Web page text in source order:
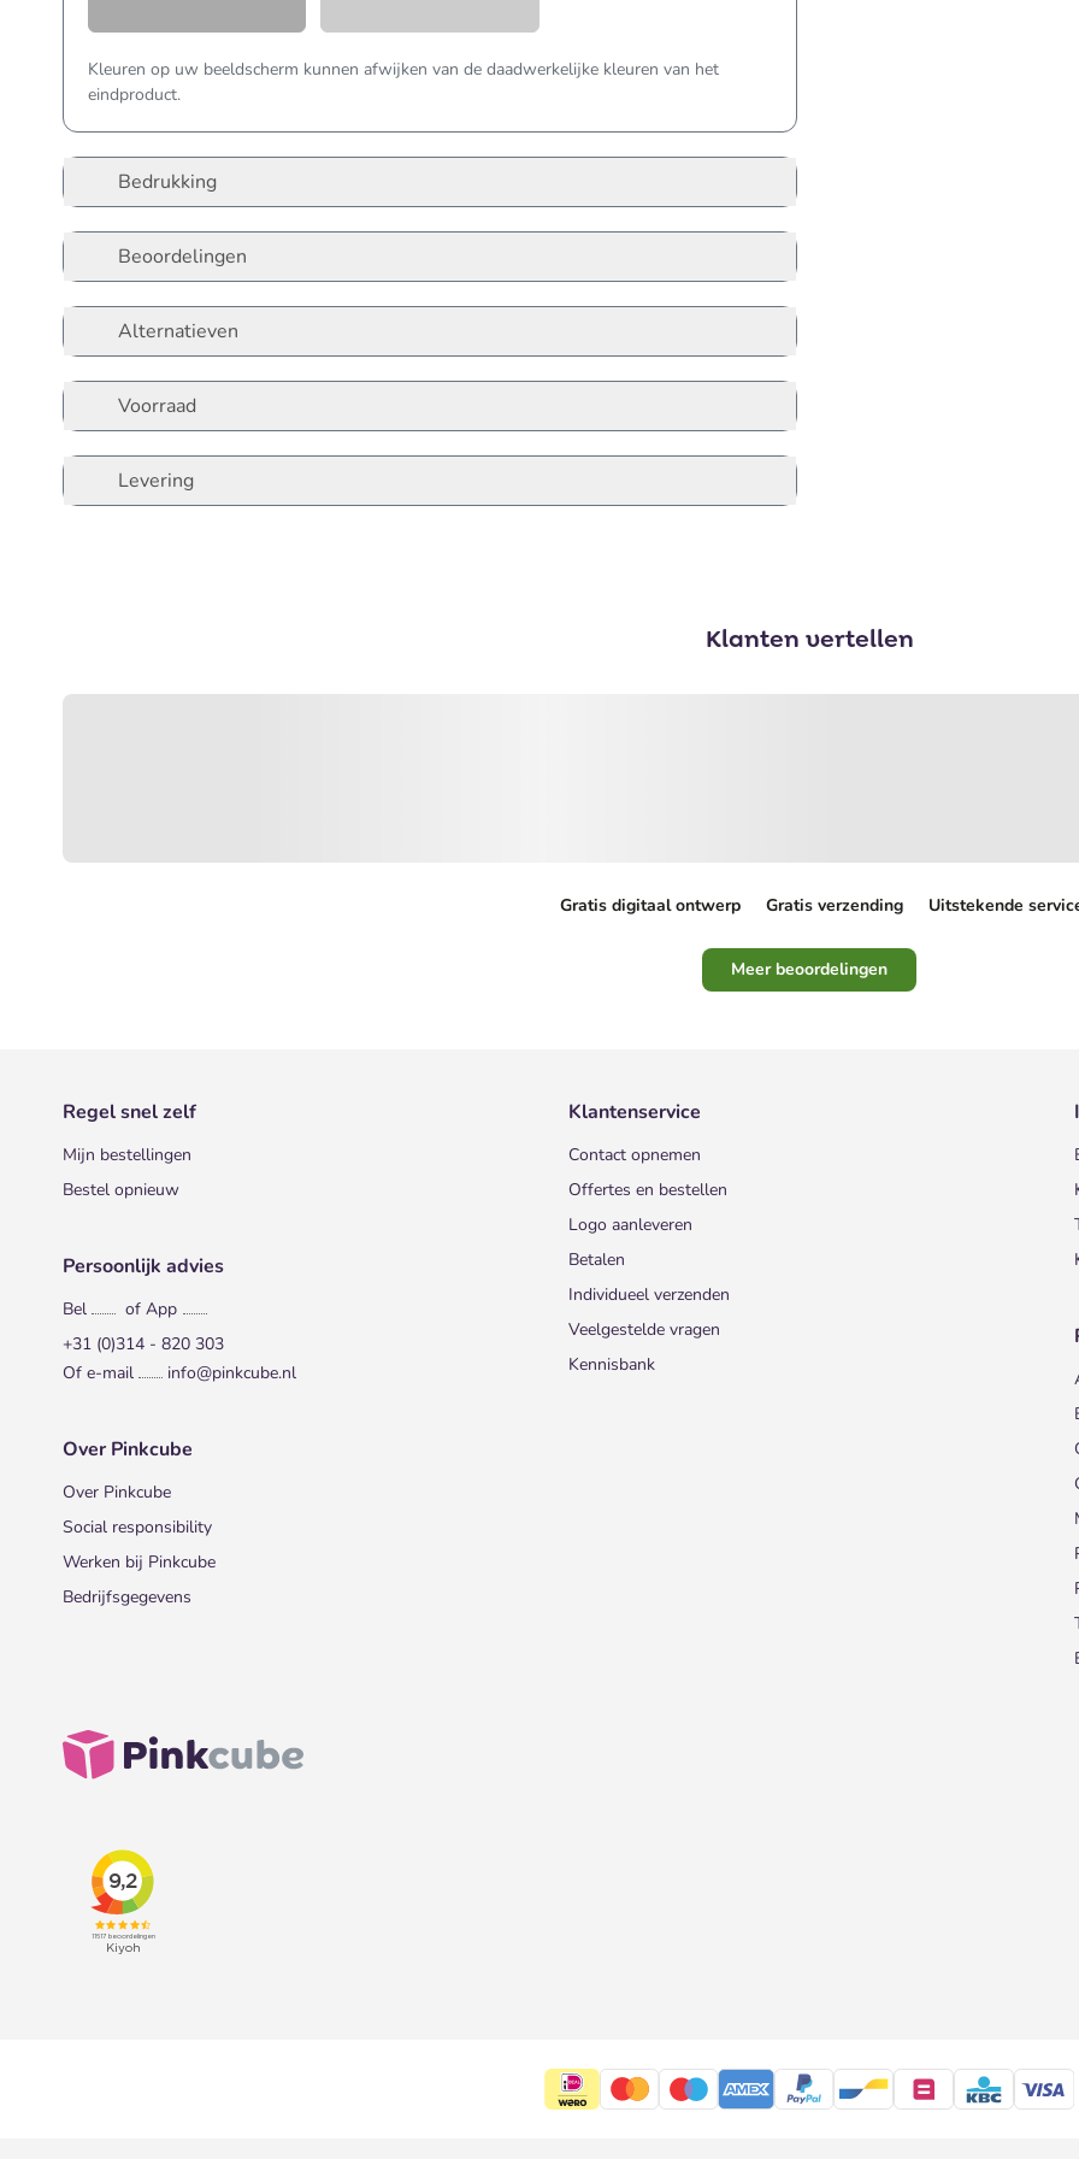
Kleuren op uw beeldscherm kunnen afwijken van de daadwerkelijke kleuren van het
eindproduct.
Bedrukking
Beoordelingen
Alternatieven
Voorraad
Levering
Klanten vertellen
Gratis digitaal ontwerp Gratis verzending Uitstekende
Meer beoordelingen
Regel snel zelf
Mijn bestellingen
Bestel opnieuw
Persoonlijk advies
Bel
of App
+31 (0)314 - 820 303
Of e-mail
info@pinkcube.nl
Over Pinkcube
Over Pinkcube
Social responsibility
Werken bij Pinkcube
Bedrijfsgegevens
Klantenservice
Contact opnemen
Offertes en bestellen
Logo aanleveren
Betalen
Individueel verzenden
Veelgestelde vragen
Kennisbank